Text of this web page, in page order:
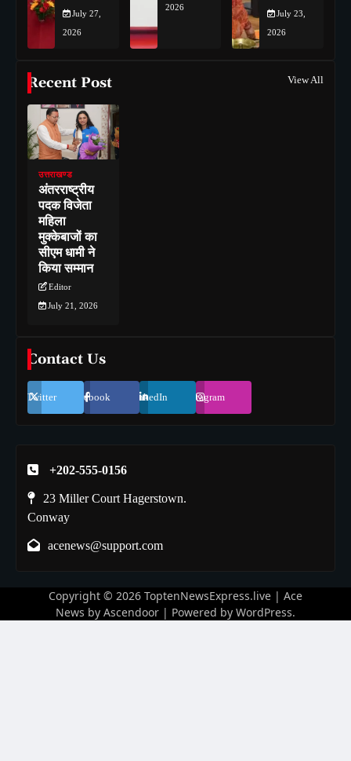
July 27,
2026
2026
July 23,
2026
Recent Post View All
उत्तराखण्ड
अंतरराष्ट्रीय
पदक विजेता
महिला
मुक्केबाजों का
सीएम धामी ने
किया सम्मान
Editor
July 21, 2026
Contact Us
Twitter Facebook LinkedIn Instagram
+202-555-0156
23 Miller Court Hagerstown.
Conway
acenews@support.com
Copyright © 2026 ToptenNewsExpress.live | Ace
News by Ascendoor | Powered by WordPress.